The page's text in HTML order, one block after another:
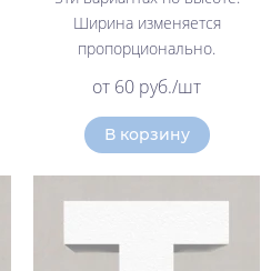
Ширина изменяется
пропорционально.
от 60 руб./шт
В корзину